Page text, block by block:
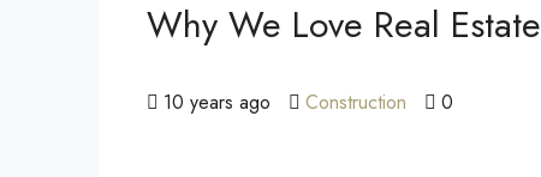
Why We Love Real Estate
10 years ago Construction 0